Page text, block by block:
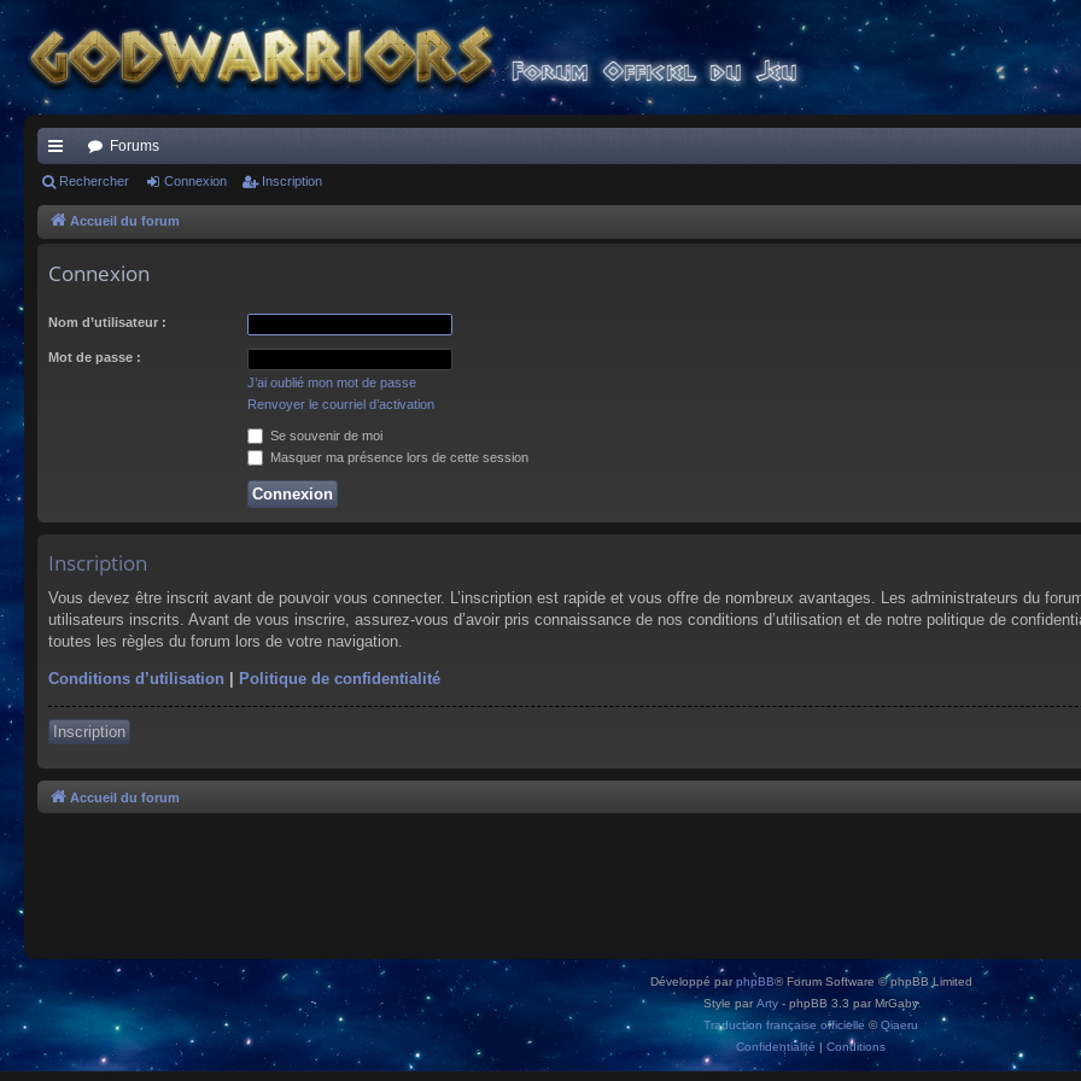
ac
co
s
Forums
Rechercher Connexion Inscription
Accueil du forum
Connexion
Nom d’utilisateur :
Mot de passe :
J’ai oublié mon mot de passe
Renvoyer le courriel d’activation
Se souvenir de moi
Masquer ma présence lors de cette session
Inscription
Vous devez être inscrit avant de pouvoir vous connecter. L’inscription est rapide et vous offre de nombreux avantages. Les administrateurs du
utilisateurs inscrits. Avant de vous inscrire, assurez-vous d’avoir pris connaissance de nos conditions d’utilisation et de notre politique de
toutes les règles du forum lors de votre navigation.
Conditions d’utilisation | Politique de confidentialité
Inscription
Accueil du forum
Développé parphpBB® Forum Software © phpBB Limited
Style par Arty - phpBB 3.3 par MrGaby
Traduction française officielle ©Qiaeru
Confidentialité | Conditions